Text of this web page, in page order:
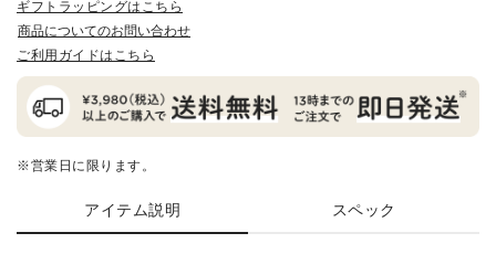
ギフトラッピングはこちら
商品についてのお問い合わせ
ご利用ガイドはこちら
※営業日に限ります。
アイテム説明 スペック